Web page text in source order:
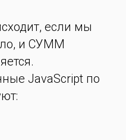
если мы
и СУММ
JavaScript по